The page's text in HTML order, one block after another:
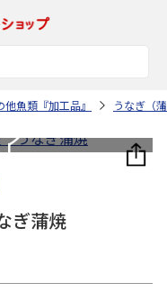
他魚類『加工品』 うなぎ（
ぎ蒲焼